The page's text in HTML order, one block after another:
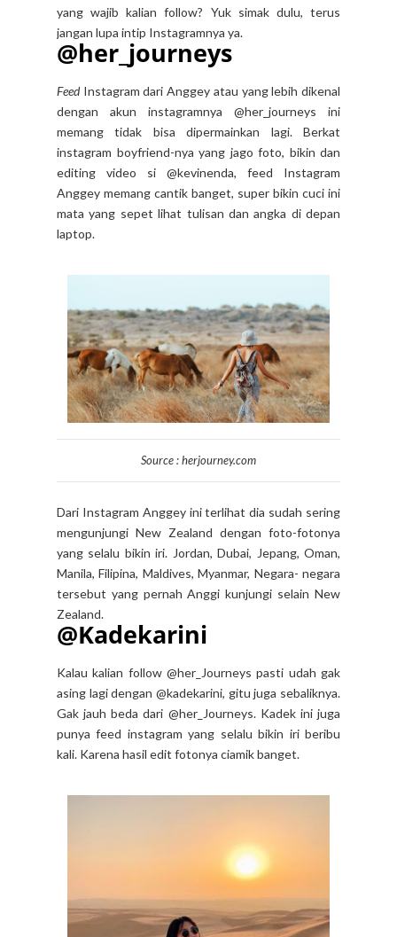
yang wajib kalian follow? Yuk simak dulu, terus
jangan lupa intip Instagramnya ya.
@her_journeys
Feed Instagram dari Anggey atau yang lebih dikenal
dengan akun instagramnya @her_journeys ini
memang tidak bisa dipermainkan lagi. Berkat
instagram boyfriend-nya yang jago foto, bikin dan
editing video si @kevinenda, feed Instagram
Anggey memang cantik banget, super bikin cuci ini
mata yang sepet lihat tulisan dan angka di depan
laptop.
Source : herjourney.com
Dari Instagram Anggey ini terlihat dia sudah sering
mengunjungi New Zealand dengan foto-fotonya
yang selalu bikin iri. Jordan, Dubai, Jepang, Oman,
Manila, Filipina, Maldives, Myanmar, Negara- negara
tersebut yang pernah Anggi kunjungi selain New
Zealand.
@Kadekarini
Kalau kalian follow @her_Journeys pasti udah gak
asing lagi dengan @kadekarini, gitu juga sebaliknya.
Gak jauh beda dari @her_Journeys. Kadek ini juga
punya feed instagram yang selalu bikin iri beribu
kali. Karena hasil edit fotonya ciamik banget.